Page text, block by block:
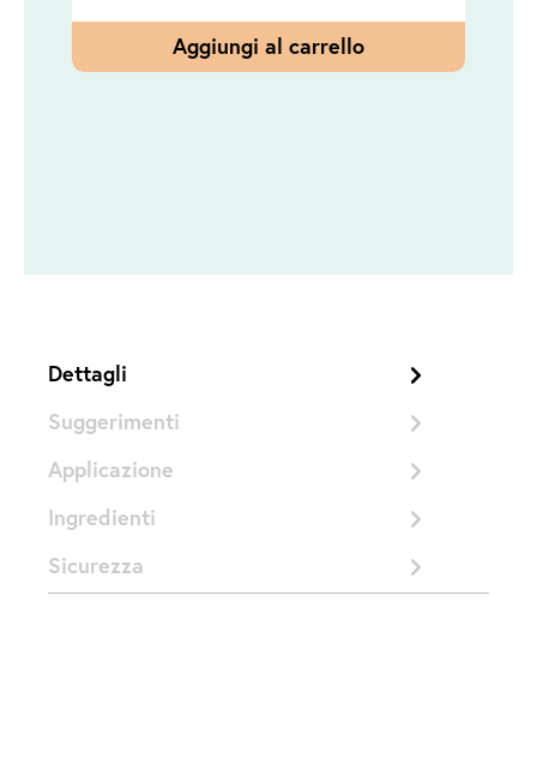
Aggiungi al carrello
Dettagli
Suggerimenti
Applicazione
Ingredienti
Sicurezza